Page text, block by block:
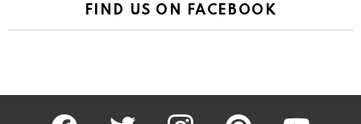
FIND US ON FACEBOOK
facebook twitter instagram pinterest youtube